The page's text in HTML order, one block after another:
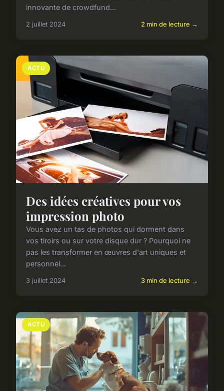
innovante de crowdfund...
2 juillet 2024 2 min de lecture →
ACTU
Des idées créatives pour vos
impression photo
Vous avez un tas de photos qui dorment dans
vos tiroirs ou sur votre disque dur ? Pourquoi ne
pas les transformer en œuvres d'art uniques et
personnel...
3 juillet 2024 3 min de lecture →
ACTU